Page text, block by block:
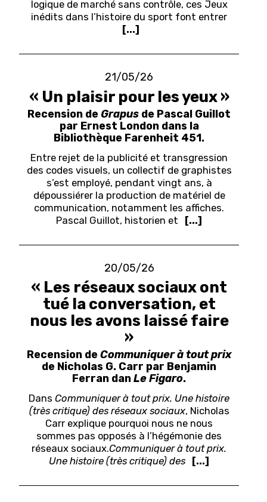
logique de marché sans contrôle, ces Jeux
inédits dans l’histoire du sport font entrer
[...]
21/05/26
« Un plaisir pour les yeux »
Recension de Grapus de Pascal Guillot
par Ernest London dans la
Bibliothèque Farenheit 451.
Entre rejet de la publicité et transgression
des codes visuels, un collectif de graphistes
s’est employé, pendant vingt ans, à
dépoussiérer la production de matériel de
communication, notamment les affiches.
Pascal Guillot, historien et
[...]
20/05/26
« Les réseaux sociaux ont
tué la conversation, et
nous les avons laissé faire
»
Recension deCommuniquer à tout prix
de Nicholas G. Carr par Benjamin
Ferran danLe Figaro.
Dans Communiquer à tout prix. Une histoire
(très critique) des réseaux sociaux, Nicholas
Carr explique pourquoi nous ne nous
sommes pas opposés à l’hégémonie des
réseaux sociaux.Communiquer à tout prix.
Une histoire (très critique) des [...]